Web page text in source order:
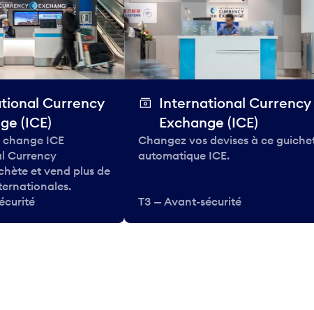
Currency
(ICE)
change ICE
Currency
et vend plus de
International Currency
Exchange (ICE)
Changez vos devises à ce
automatique ICE.
T3 — Avant-sécurité